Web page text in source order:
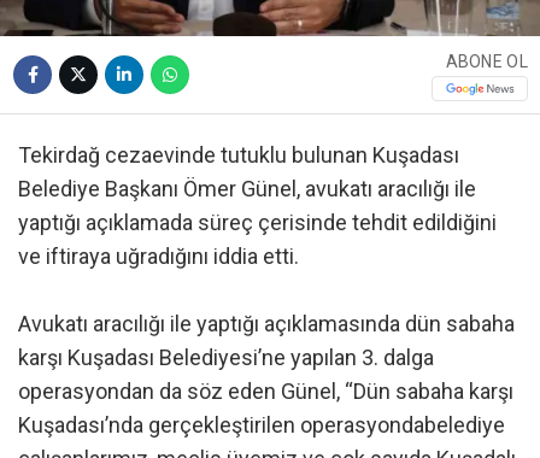
ABONE OL
Tekirdağ cezaevinde tutuklu bulunan Kuşadası
Belediye Başkanı Ömer Günel, avukatı aracılığı ile
yaptığı açıklamada süreç çerisinde tehdit edildiğini
ve iftiraya uğradığını iddia etti.
Avukatı aracılığı ile yaptığı açıklamasında dün sabaha
karşı Kuşadası Belediyesi’ne yapılan 3. dalga
operasyondan da söz eden Günel, “Dün sabaha karşı
Kuşadası’nda gerçekleştirilen operasyondabelediye